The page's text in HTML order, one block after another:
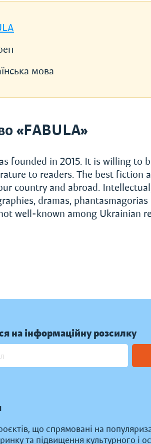
мова
«FABULA»
founded in 2015. It is willing to
to readers. The best
country and abroad.
dramas,
well-known among Ukrainian
на інформаційну розсилку
що спрямовані на
та підвищення культурного і